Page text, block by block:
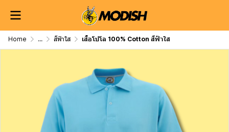
Home ... สีฟ้าใส เสื้อโปโล 100% Cotton สีฟ้าใส